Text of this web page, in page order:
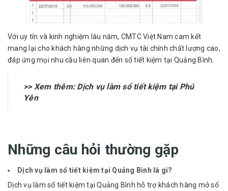
Với uy tín và kinh nghiệm lâu năm, CMTC Việt Nam cam kết
mang lại cho khách hàng những dịch vụ tài chính chất lượng cao,
đáp ứng mọi nhu cầu liên quan đến sổ tiết kiệm tại Quảng Bình.
>> Xem thêm:Dịch vụ làm sổ tiết kiệm tại Phú
Yên
Những câu hỏi thường gặp
Dịch vụ làm sổ tiết kiệm tại Quảng Bình là gì?
Dịch vụ làm sổ tiết kiệm tại Quảng Bình hỗ trợ khách hàng mở sổ